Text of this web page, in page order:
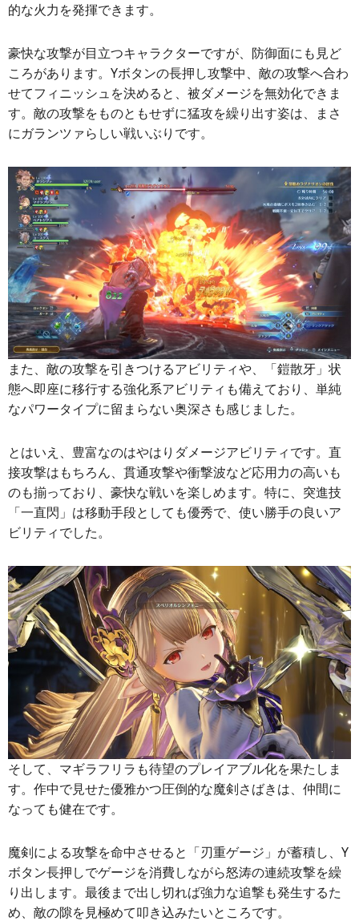
的な火力を発揮できます。
豪快な攻撃が目立つキャラクターですが、防御面にも見ど
ころがあります。Yボタンの長押し攻撃中、敵の攻撃へ合わ
せてフィニッシュを決めると、被ダメージを無効化できま
す。敵の攻撃をものともせずに猛攻を繰り出す姿は、まさ
にガランツァらしい戦いぶりです。
また、敵の攻撃を引きつけるアビリティや、「鎧散牙」状
態へ即座に移行する強化系アビリティも備えており、単純
なパワータイプに留まらない奥深さも感じました。
とはいえ、豊富なのはやはりダメージアビリティです。直
接攻撃はもちろん、貫通攻撃や衝撃波など応用力の高いも
のも揃っており、豪快な戦いを楽しめます。特に、突進技
「一直閃」は移動手段としても優秀で、使い勝手の良いア
ビリティでした。
そして、マギラフリラも待望のプレイアブル化を果たしま
す。作中で見せた優雅かつ圧倒的な魔剣さばきは、仲間に
なっても健在です。
魔剣による攻撃を命中させると「刃重ゲージ」が蓄積し、Y
ボタン長押しでゲージを消費しながら怒涛の連続攻撃を繰
り出します。最後まで出し切れば強力な追撃も発生するた
め、敵の隙を見極めて叩き込みたいところです。